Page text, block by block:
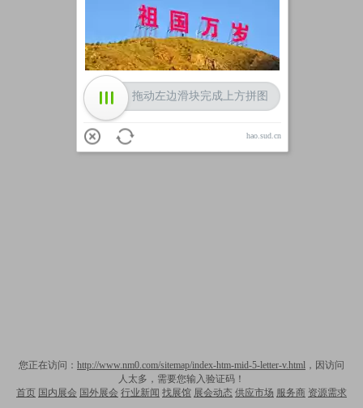
您正在访问： http://www.nm0.com/sitemap/index-htm-mid-5-letter-v.html ，因访问
人太多，需要您输入验证码！
首页 国内展会 国外展会 行业新闻 找展馆 展会动态 供应市场 服务商 资源需求
拖动左边滑块完成上方拼图
hao.sud.cn